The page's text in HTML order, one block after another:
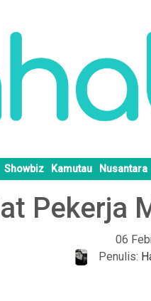
Showbiz Kamutau Nusantara
Pekerja
06
Penulis: